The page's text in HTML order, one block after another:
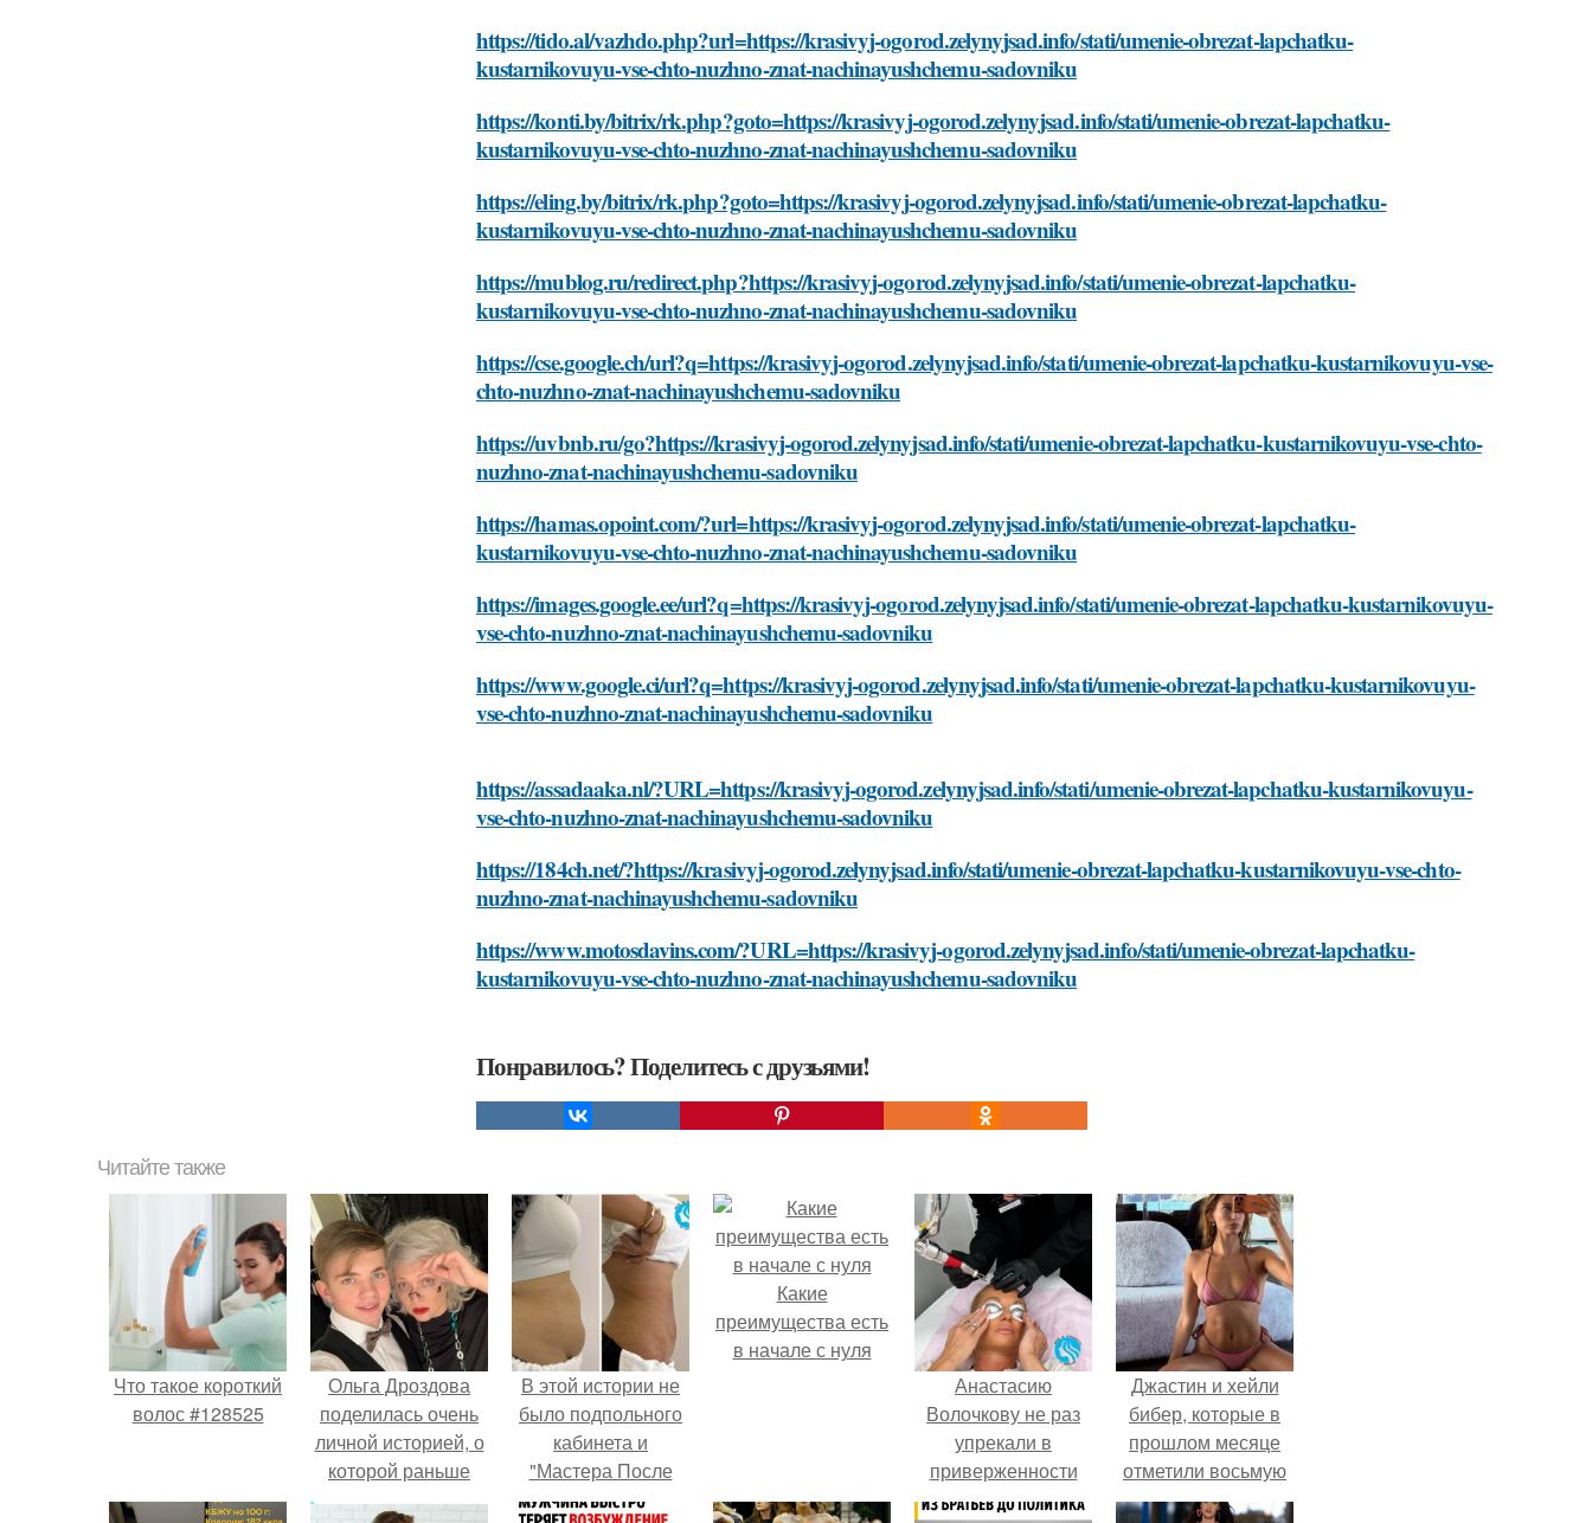
https://tido.al/vazhdo.php?url=https://krasivyj-ogorod.zelynyjsad.info/stati/umenie-obrezat-lapchatku-
kustarnikovuyu-vse-chto-nuzhno-znat-nachinayushchemu-sadovniku
https://konti.by/bitrix/rk.php?goto=https://krasivyj-ogorod.zelynyjsad.info/stati/umenie-obrezat-lapchatku-
kustarnikovuyu-vse-chto-nuzhno-znat-nachinayushchemu-sadovniku
https://eling.by/bitrix/rk.php?goto=https://krasivyj-ogorod.zelynyjsad.info/stati/umenie-obrezat-lapchatku-
kustarnikovuyu-vse-chto-nuzhno-znat-nachinayushchemu-sadovniku
https://mublog.ru/redirect.php?https://krasivyj-ogorod.zelynyjsad.info/stati/umenie-obrezat-lapchatku-
kustarnikovuyu-vse-chto-nuzhno-znat-nachinayushchemu-sadovniku
https://cse.google.ch/url?q=https://krasivyj-ogorod.zelynyjsad.info/stati/umenie-obrezat-lapchatku-kustarnikovuyu-vse-
chto-nuzhno-znat-nachinayushchemu-sadovniku
https://uvbnb.ru/go?https://krasivyj-ogorod.zelynyjsad.info/stati/umenie-obrezat-lapchatku-kustarnikovuyu-vse-chto-
nuzhno-znat-nachinayushchemu-sadovniku
https://hamas.opoint.com/?url=https://krasivyj-ogorod.zelynyjsad.info/stati/umenie-obrezat-lapchatku-
kustarnikovuyu-vse-chto-nuzhno-znat-nachinayushchemu-sadovniku
https://images.google.ee/url?q=https://krasivyj-ogorod.zelynyjsad.info/stati/umenie-obrezat-lapchatku-kustarnikovuyu-
vse-chto-nuzhno-znat-nachinayushchemu-sadovniku
https://www.google.ci/url?q=https://krasivyj-ogorod.zelynyjsad.info/stati/umenie-obrezat-lapchatku-kustarnikovuyu-
vse-chto-nuzhno-znat-nachinayushchemu-sadovniku
https://assadaaka.nl/?URL=https://krasivyj-ogorod.zelynyjsad.info/stati/umenie-obrezat-lapchatku-kustarnikovuyu-
vse-chto-nuzhno-znat-nachinayushchemu-sadovniku
https://184ch.net/?https://krasivyj-ogorod.zelynyjsad.info/stati/umenie-obrezat-lapchatku-kustarnikovuyu-vse-chto-
nuzhno-znat-nachinayushchemu-sadovniku
https://www.motosdavins.com/?URL=https://krasivyj-ogorod.zelynyjsad.info/stati/umenie-obrezat-lapchatku-
kustarnikovuyu-vse-chto-nuzhno-znat-nachinayushchemu-sadovniku
Понравилось? Поделитесь с друзьями!
Читайте также
Что такое короткий
волос #128525
Ольга Дроздова
поделилась очень
личной историей, о
которой раньше
почти не говорила.
В этой истории не
было подпольного
кабинета и
"Мастера После
Двухнедельных
Какие
преимущества есть
в начале с нуля
Анастасию
Волочкову не раз
упрекали в
приверженности
устаревшим бьюти -
Джастин и хейли
бибер, которые в
прошлом месяце
отметили восьмую
годовщину